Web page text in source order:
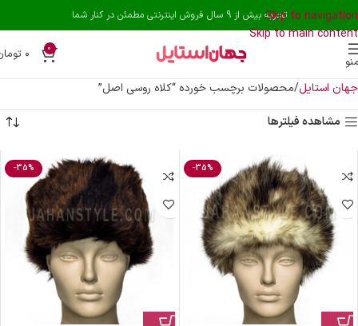
Skip to navigation
Skip to main content
تجربه بیش از 9 سال فروش اینترنتی مطمئن در کنار شما
0 ۰
جهان استایل محصولات برچسب خورده “کلاه روسی اصل”
مشاهده فیلترها
-35%
-35%